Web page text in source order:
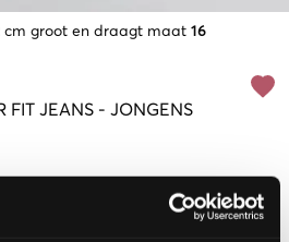
cm groot en draagt maat 16
FIT JEANS - JONGENS